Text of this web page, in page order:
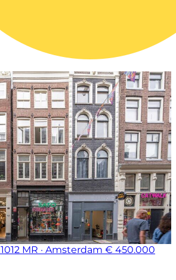
1012 MR · Amsterdam € 450.000